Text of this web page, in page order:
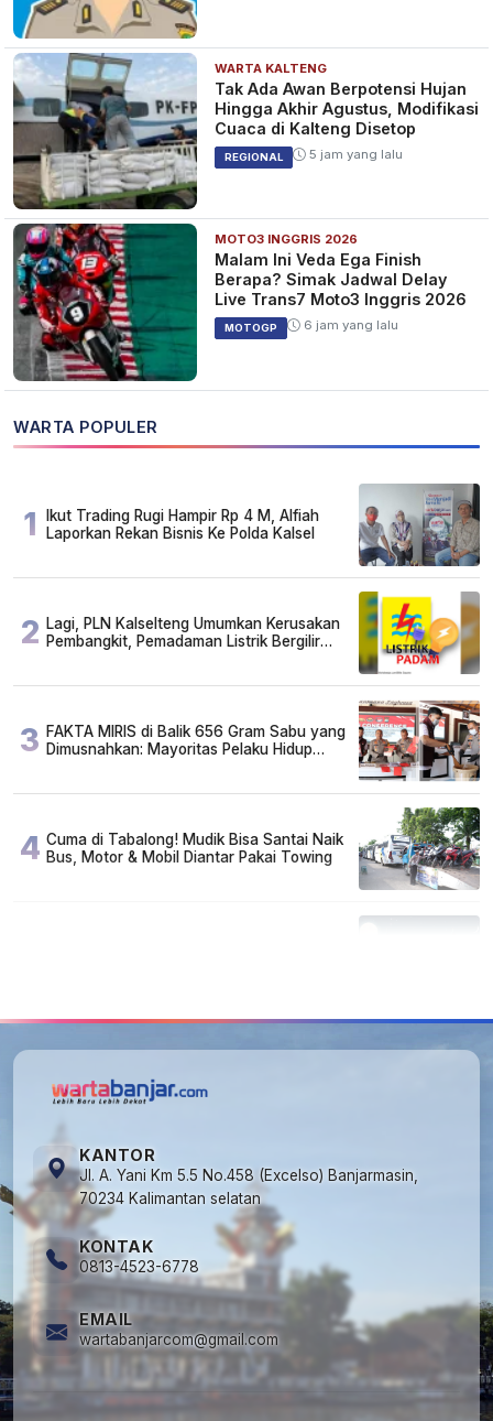
WARTA KALTENG
Tak Ada Awan Berpotensi Hujan
Hingga Akhir Agustus, Modifikasi
Cuaca di Kalteng Disetop
REGIONAL 5 jam yang lalu
MOTO3 INGGRIS 2026
Malam Ini Veda Ega Finish
Berapa? Simak Jadwal Delay
Live Trans7 Moto3 Inggris 2026
MOTOGP 6 jam yang lalu
WARTA POPULER
1
Ikut Trading Rugi Hampir Rp 4 M, Alfiah
Laporkan Rekan Bisnis Ke Polda Kalsel
2 Lagi, PLN Kalselteng Umumkan Kerusakan
Pembangkit, Pemadaman Listrik Bergilir
3 FAKTA MIRIS di Balik 656 Gram Sabu yang
Dimusnahkan: Mayoritas Pelaku Hidup
4 Cuma di Tabalong! Mudik Bisa Santai Naik
Bus, Motor & Mobil Diantar Pakai Towing
KANTOR
Jl. A. Yani Km 5.5 No.458 (Excelso) Banjarmasin,
70234 Kalimantan selatan
KONTAK
0813-4523-6778
EMAIL
wartabanjarcom@gmail.com